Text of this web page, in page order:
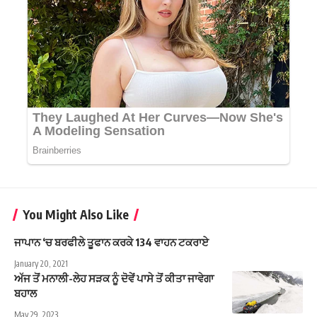
You Might Also Like
ਜਾਪਾਨ ‘ਚ ਬਰਫੀਲੇ ਤੂਫਾਨ ਕਰਕੇ 134 ਵਾਹਨ ਟਕਰਾਏ
January 20, 2021
ਅੱਜ ਤੋਂ ਮਨਾਲੀ-ਲੇਹ ਸੜਕ ਨੂੰ ਦੋਵੇਂ ਪਾਸੇ ਤੋਂ ਕੀਤਾ ਜਾਵੇਗਾ
ਬਹਾਲ
May 29, 2023